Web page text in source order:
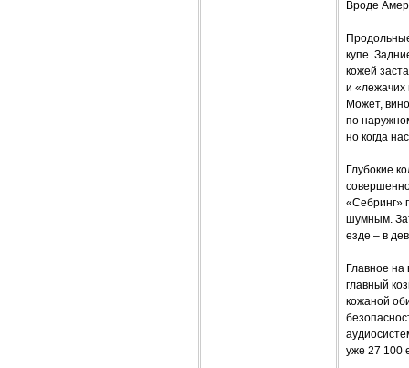
Вроде
купе.
кожей
и «лежачих
Может,
по
но когда
Глубокие
«Себринг»
шумным.
езде – в
Главное
главный
кожаной
уже 27 100